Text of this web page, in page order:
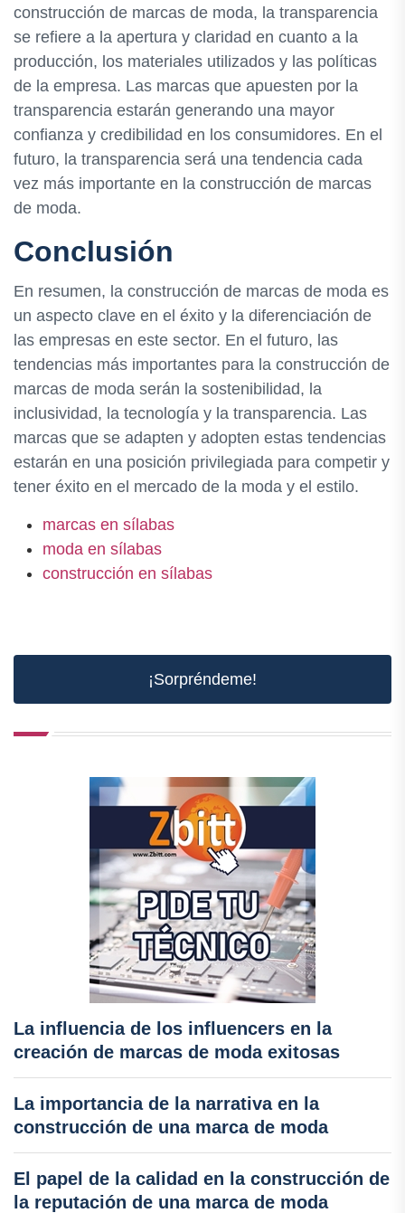
construcción de marcas de moda, la transparencia
se refiere a la apertura y claridad en cuanto a la
producción, los materiales utilizados y las políticas
de la empresa. Las marcas que apuesten por la
transparencia estarán generando una mayor
confianza y credibilidad en los consumidores. En el
futuro, la transparencia será una tendencia cada
vez más importante en la construcción de marcas
de moda.
Conclusión
En resumen, la construcción de marcas de moda es
un aspecto clave en el éxito y la diferenciación de
las empresas en este sector. En el futuro, las
tendencias más importantes para la construcción de
marcas de moda serán la sostenibilidad, la
inclusividad, la tecnología y la transparencia. Las
marcas que se adapten y adopten estas tendencias
estarán en una posición privilegiada para competir y
tener éxito en el mercado de la moda y el estilo.
marcas en sílabas
moda en sílabas
construcción en sílabas
¡Sorpréndeme!
La influencia de los influencers en la
creación de marcas de moda exitosas
La importancia de la narrativa en la
construcción de una marca de moda
El papel de la calidad en la construcción de
la reputación de una marca de moda